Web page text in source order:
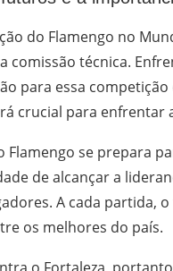
do Flamengo no
comissão técnica.
para essa
crucial para enfrentar
Flamengo se prepara
de alcançar a
A cada partida,
os melhores do país.